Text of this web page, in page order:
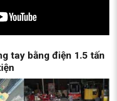
tay bằng điện 1.5 tấn